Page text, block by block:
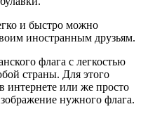
и быстро можно
иностранным друзьям.
флага с легкостью
страны. Для этого
интернете или же просто
нужного флага.